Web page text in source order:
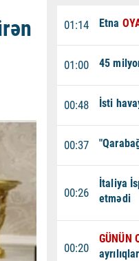
01:14 Etna
01:00 45
00:48 İsti
00:37
00:26
İtaliya
etmədi
00:20
GÜNÜN